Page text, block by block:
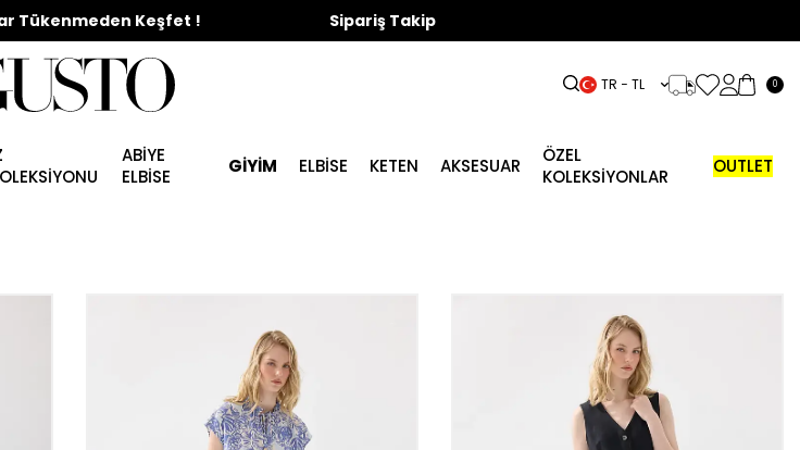
Büyük Yaz İndirim Başladı !
Tükenmeden Keşfet ! Sipariş Takip
TR − TL 0
ABİYE
ELBİSE
GİYİM ELBISE KETEN AKSESUAR
ÖZEL
KOLEKSİYONLAR
OUTLET